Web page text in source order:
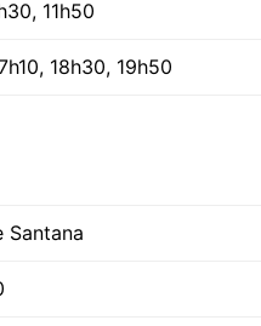
11h50
18h30, 19h50
Santana